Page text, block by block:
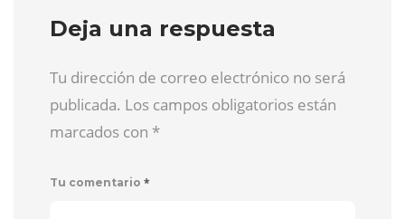
Deja una respuesta
Tu dirección de correo electrónico no será
publicada. Los campos obligatorios están
marcados con *
Tu comentario *